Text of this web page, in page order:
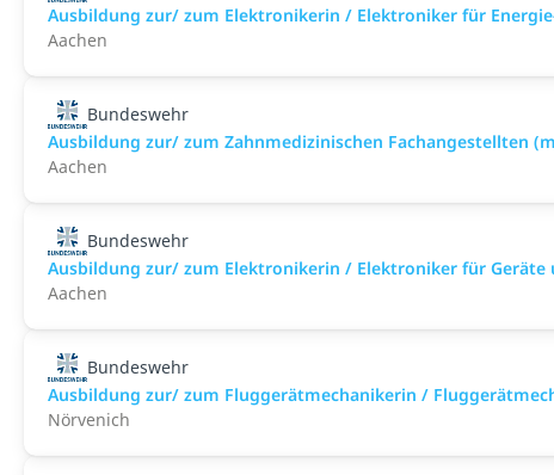
Ausbildung zur/ zum Elektronikerin / Elektroniker für
Aachen
Bundeswehr
Ausbildung zur/ zum Zahnmedizinischen Fachangestellten
Aachen
Bundeswehr
Ausbildung zur/ zum Elektronikerin / Elektroniker für Geräte
Aachen
Bundeswehr
Ausbildung zur/ zum Fluggerätmechanikerin /
Nörvenich